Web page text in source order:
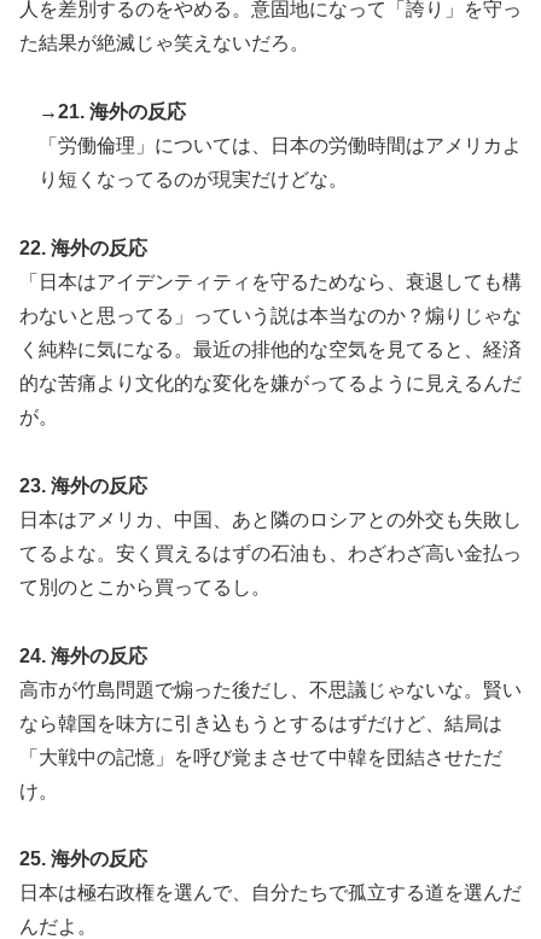
人を差別するのをやめる。意固地になって「誇り」を守っ
た結果が絶滅じゃ笑えないだろ。
→21. 海外の反応
「労働倫理」については、日本の労働時間はアメリカよ
り短くなってるのが現実だけどな。
22. 海外の反応
「日本はアイデンティティを守るためなら、衰退しても構
わないと思ってる」っていう説は本当なのか？煽りじゃな
く純粋に気になる。最近の排他的な空気を見てると、経済
的な苦痛より文化的な変化を嫌がってるように見えるんだ
が。
23. 海外の反応
日本はアメリカ、中国、あと隣のロシアとの外交も失敗し
てるよな。安く買えるはずの石油も、わざわざ高い金払っ
て別のとこから買ってるし。
24. 海外の反応
高市が竹島問題で煽った後だし、不思議じゃないな。賢い
なら韓国を味方に引き込もうとするはずだけど、結局は
「大戦中の記憶」を呼び覚まさせて中韓を団結させただ
け。
25. 海外の反応
日本は極右政権を選んで、自分たちで孤立する道を選んだ
んだよ。